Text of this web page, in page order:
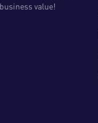
value!